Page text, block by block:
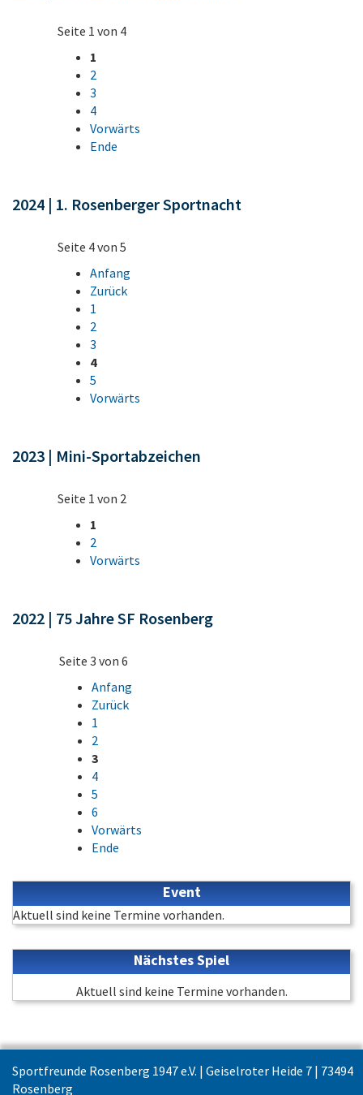
Seite 1 von 4
1
2
3
4
Vorwärts
Ende
2024 | 1. Rosenberger Sportnacht
Seite 4 von 5
Anfang
Zurück
1
2
3
4
5
Vorwärts
2023 | Mini-Sportabzeichen
Seite 1 von 2
1
2
Vorwärts
2022 | 75 Jahre SF Rosenberg
Seite 3 von 6
Anfang
Zurück
1
2
3
4
5
6
Vorwärts
Ende
Event
Aktuell sind keine Termine vorhanden.
Nächstes Spiel
Aktuell sind keine Termine vorhanden.
Sportfreunde Rosenberg 1947 e.V. | Geiselroter Heide 7 | 73494
Rosenberg